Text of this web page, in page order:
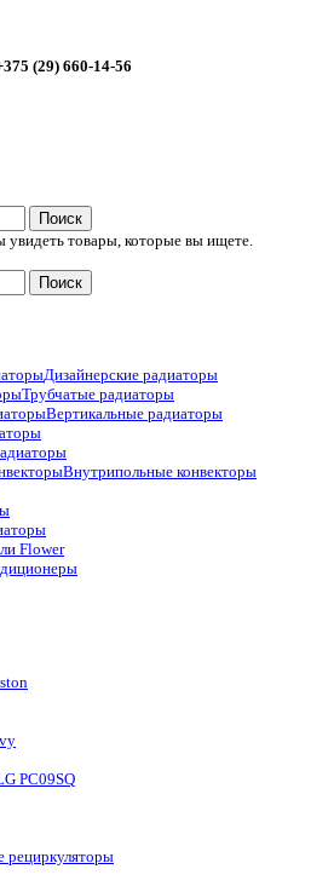
(29) 660-14-56
Поиск
увидеть товары, которые вы ищете.
Поиск
Дизайнерские радиаторы
Трубчатые радиаторы
Вертикальные радиаторы
Внутрипольные конвекторы
Flower
PC09SQ
рециркуляторы